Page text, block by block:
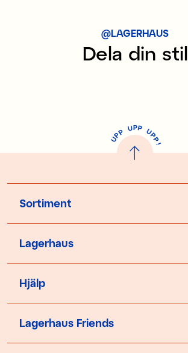
@LAGERHAUS
Dela din stil
U
P
P UPP UP
P
!
Sortiment
Lagerhaus
Hjälp
Lagerhaus Friends